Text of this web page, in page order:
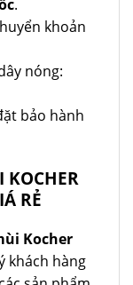
.
khoản
nóng:
bảo hành
RẺ
Kocher
khách hàng